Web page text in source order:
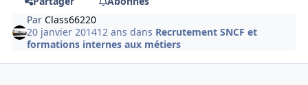
ParClass66220
20 janvier 201412 ans dans Recrutement SNCF et
formations internes aux métiers